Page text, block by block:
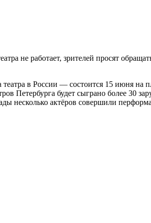
не работает, зрителей просят
в России — состоится 15 июня на
Петербурга будет сыграно более 30
несколько актёров совершили